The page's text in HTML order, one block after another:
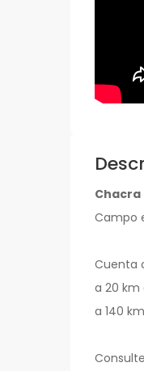
Chacra
Campo
Cuenta
a 20 km
a 140